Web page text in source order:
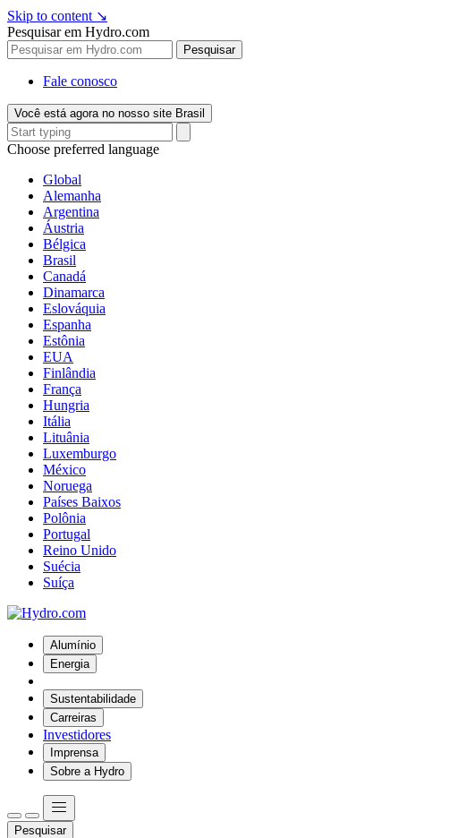
Skip to content ↘
Pesquisar em Hydro.com
Pesquisar
Fale conosco
Você está agora no nosso site Brasil
Choose preferred language
Global
Alemanha
Argentina
Áustria
Bélgica
Brasil
Canadá
Dinamarca
Eslováquia
Espanha
Estônia
EUA
Finlândia
França
Hungria
Itália
Lituânia
Luxemburgo
México
Noruega
Países Baixos
Polônia
Portugal
Reino Unido
Suécia
Suíça
Alumínio
Energia
Sustentabilidade
Carreiras
Investidores
Imprensa
Sobre a Hydro
Pesquisar